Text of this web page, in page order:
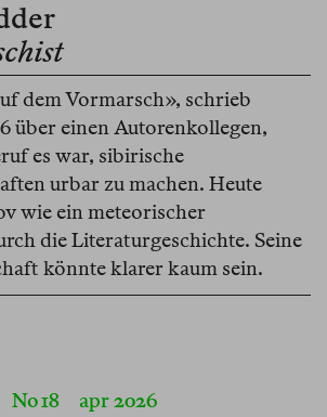
dem Vormarsch», schrieb
über einen Autorenkollegen,
es war, sibirische
urbar zu machen. Heute
wie ein meteorischer
die Literaturgeschichte. Seine
könnte klarer kaum sein.
No 18 apr 2026